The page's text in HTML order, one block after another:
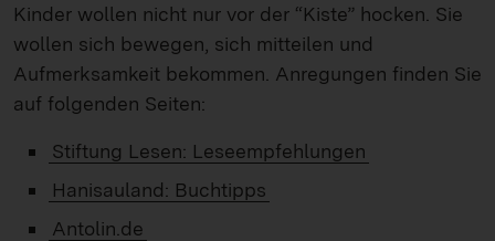
Kinder wollen nicht nur vor der “Kiste” hocken. Sie
wollen sich bewegen, sich mitteilen und
Aufmerksamkeit bekommen. Anregungen finden Sie
auf folgenden Seiten:
Stiftung Lesen: Leseempfehlungen
Hanisauland: Buchtipps
Antolin.de